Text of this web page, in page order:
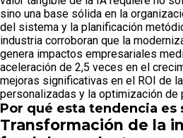
sino una base sólida en la
del sistema y la planificación
industria corroboran que la
genera impactos empresariales
aceleración de 2,5 veces en el
mejoras significativas en el ROI de
personalizadas y la optimización de
Por qué esta tendencia
Transformación de la